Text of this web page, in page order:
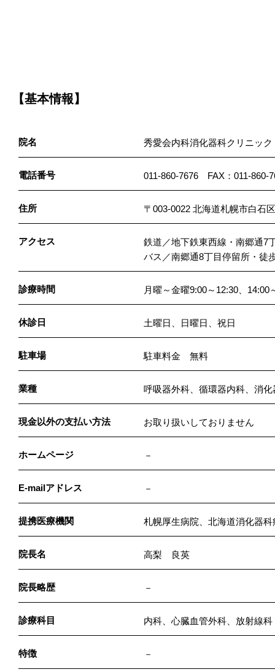
【基本情報】
院名 秀愛会内科消化器科クリニック
電話番号 011-860-7676 FAX：011-860-
住所 〒003-0022 北海道札幌市白石
アクセス
鉄道／地下鉄東西線・南郷通7
バス／南郷通8丁目停留所・徒
診療時間 月曜～金曜9:00～12:30、14:00
休診日 土曜日、日曜日、祝日
駐車場 駐車料金 無料
業種 呼吸器外科、循環器内科、消
現金以外の支払い方法 お取り扱いしておりません
ホームページ －
E-mailアドレス －
提携医療機関 札幌厚生病院、北海道消化器
院長名 高梨 良英
院長略歴 －
診療科目 内科、心臓血管外科、放射線科
特徴 －